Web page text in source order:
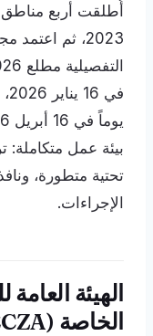
أُطلقت أربع
2023، ثم
بيئة عمل متكاملة:
تحتية متطورة،
الإجراءات.
الهيئة
الخاصة (ECZA)